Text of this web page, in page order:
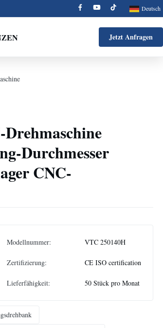
Deutsch
Jetzt Anfragen
Durchmesser
CNC-
Modellnummer: VTC 250140H
Zertifizierung: CE ISO certification
Lieferfähigkeit: 50 Stück pro Monat